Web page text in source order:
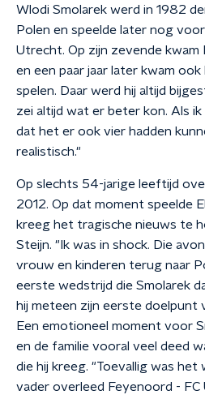
Wlodi Smolarek werd in 1982
Polen en speelde later nog
Utrecht. Op zijn zevende kwam
en een paar jaar later kwam
spelen. Daar werd hij altijd
zei altijd wat er beter kon. Als
dat het er ook vier hadden
realistisch."
Op slechts 54-jarige leeftijd
2012. Op dat moment speelde
kreeg het tragische nieuws te
Steijn. "Ik was in shock. Die
vrouw en kinderen terug naar
eerste wedstrijd die Smolarek
hij meteen zijn eerste doelpunt
Een emotioneel moment voor
en de familie vooral veel deed
die hij kreeg. "Toevallig was het
vader overleed Feyenoord -